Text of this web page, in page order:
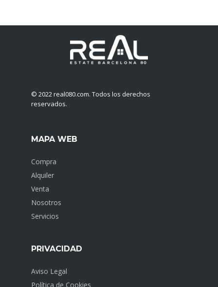
© 2022 ​real080.com. Todos los derechos
reservados.
MAPA WEB
Compra
Alquiler
Venta
Nosotros
Servicios
PRIVACIDAD
Aviso Legal
Política de Cookies